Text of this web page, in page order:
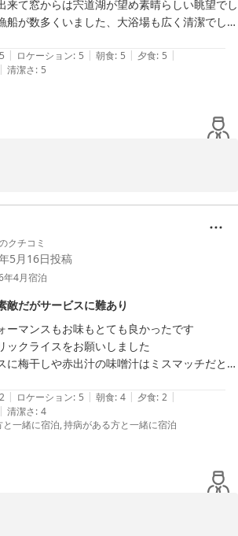
キングにつきましても、お料理一つひとつ
のお言葉をいただき、調理スタッフにとり
ます。ステーキやお刺身、そして島根なら
召していただけたようで何よりでございま
しまいました」とのお言葉から、お食事の時
ご様子が伝わり、私どもも嬉しい気持ちで
努めてまいります。
ましたら、ホテル一畑へお越しくださいま
よりお待ち申し上げております。
。
ル一畑
来て窓からは宍道湖が望め素晴らしい眺望でし
船が数多くいました、大浴場も広く清潔でした
グが素晴らしくライブキッチンもあり出雲蕎
満足でした
5 | ロケーション: 5 | 朝食: 5 | 夕食: 5 |
| 清潔さ: 5
りがとうございます。宍道湖を望むお部屋
こと、私たちも大変嬉しく拝読しました。夕
やライブキッチン、出雲蕎麦とシジミ汁をお
、スタッフ一同励みになります。
お待ちしております。季節ごとに変わる味覚
ル一畑
クチコミ
5月16日投稿
年4月宿泊
敵だがサービスに難あり
ーマンスもお味もとても良かったです
ックライスをお願いしました
に梅干しや赤出汁の味噌汁はミスマッチだと思
事中に後ろに立たれて、一口食べると終わっ
わっていないのに片付けようと手を伸ばして
されました
ので、立つ場所などはご一考頂いた方が良い
をお借りしましたが耐えられずに中座してしま
食事を楽しめることを期待します
2 | ロケーション: 5 | 朝食: 4 | 夕食: 2 |
| 清潔さ: 4
一緒に宿泊 持病がある方と一緒に宿泊
利用いただき、誠にありがとうございまし